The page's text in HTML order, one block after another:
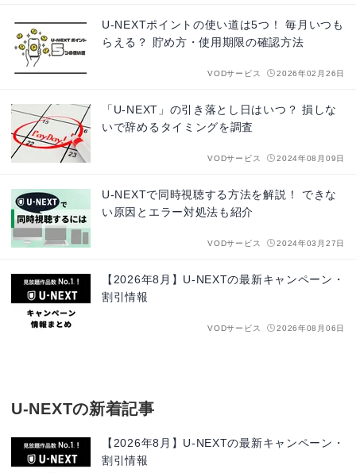
U-NEXTポイントの使い道は5つ！ 毎月いつも
らえる？ 貯め方・使用期限の確認方法
VODサービス 2026年02月26日
「U-NEXT」の引き落とし日はいつ？ 損しな
いで辞めるタイミングを調査
VODサービス 2024年08月09日
U-NEXTで同時視聴する方法を解説！ できな
い原因とエラー対処法も紹介
VODサービス 2024年03月27日
【2026年8月】U-NEXTの最新キャンペーン・
割引情報
VODサービス 2026年08月06日
U-NEXTの新着記事
【2026年8月】U-NEXTの最新キャンペーン・
割引情報